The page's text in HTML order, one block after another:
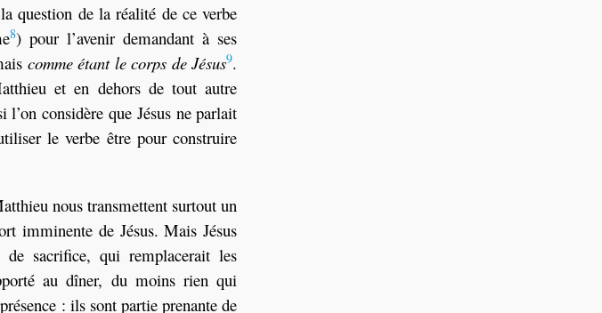
question de la réalité de ce verbe
8) pour l’avenir demandant à ses
comme étant le corps de Jésus9.
et en dehors de tout autre
considère que Jésus ne parlait
le verbe être pour construire
nous transmettent surtout un
imminente de Jésus. Mais Jésus
sacrifice, qui remplacerait les
au dîner, du moins rien qui
: ils sont partie prenante de